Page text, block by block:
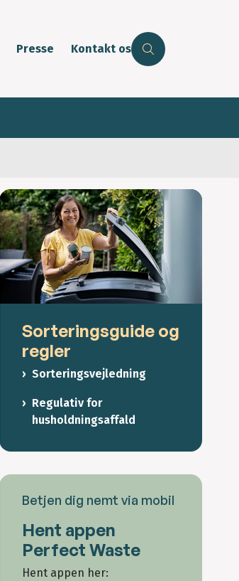
Presse Kontakt os
Sorteringsguide og
regler
Sorteringsvejledning
Regulativ for
husholdningsaffald
Betjen dig nemt via mobil
Hent appen
Perfect Waste
Hent appen her: